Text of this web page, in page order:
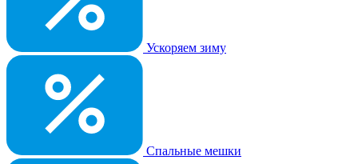
Ускоряем зиму
Спальные мешки